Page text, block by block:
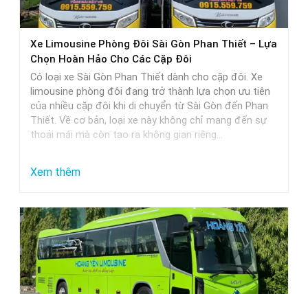
thực
tế
Xe Limousine Phòng Đôi Sài Gòn Phan Thiết – Lựa
Chọn Hoàn Hảo Cho Các Cặp Đôi
Có loại xe Sài Gòn Phan Thiết dành cho cặp đôi. Xe
limousine phòng đôi đang trở thành lựa chọn ưu tiên
của nhiều cặp đôi khi di chuyển từ Sài Gòn đến Phan
Thiết. Về cơ bản, loại xe này không chỉ mang đến sự
thoải mái mà còn tạo ra không gian riêng…
Xem thêm:
Limousine
Phòng
Đôi
Sài
Gòn